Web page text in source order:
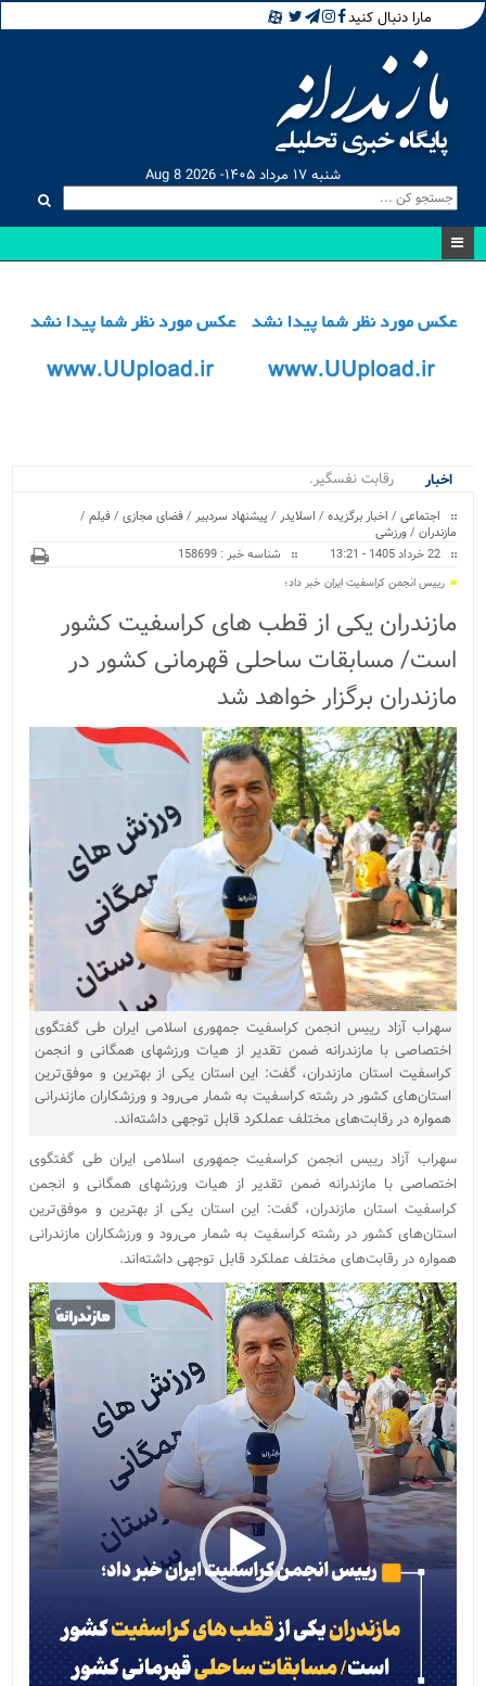
مارا دنبال کنید
شنبه ۱۷ مرداد ۱۴۰۵- Aug 8 2026
اخبار
رقابت نفسگیر ۲۰ ورزش.
اجتماعی / اخبار برگزیده / اسلایدر / پیشنهاد سردبیر /فضای مجازی /فیلم /
مازندران /ورزشی
22 خرداد 1405 - 13:21
شناسه خبر : 158699
رییس انجمن کراسفیت ایران خبر داد؛
مازندران یکی از قطب های کراسفیت کشور
است/ مسابقات ساحلی قهرمانی کشور در
مازندران برگزار خواهد شد
سهراب آزاد رییس انجمن کراسفیت جمهوری اسلامی ایران طی گفتگوی
اختصاصی با مازندرانه ضمن تقدیر از هیات ورزشهای همگانی و انجمن
کراسفیت استان مازندران، گفت: این استان یکی از بهترین و موفق‌ترین
استان‌های کشور در رشته کراسفیت به شمار می‌رود و ورزشکاران مازندرانی
همواره در رقابت‌های مختلف عملکرد قابل توجهی داشته‌اند.
سهراب آزاد رییس انجمن کراسفیت جمهوری اسلامی ایران طی گفتگوی
اختصاصی با مازندرانه ضمن تقدیر از هیات ورزشهای همگانی و انجمن
کراسفیت استان مازندران، گفت: این استان یکی از بهترین و موفق‌ترین
استان‌های کشور در رشته کراسفیت به شمار می‌رود و ورزشکاران مازندرانی
همواره در رقابت‌های مختلف عملکرد قابل توجهی داشته‌اند.
نمایشگر
ویدیو